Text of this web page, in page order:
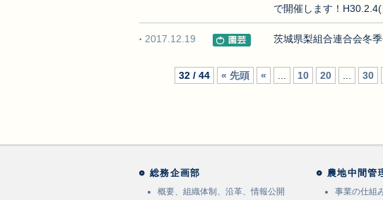
で開催します！H30.2.4(
2017.12.19 茨城県梨組合連合会冬
32 / 44 « 先頭 « ... 10 20 ... 30
総務企画部
概要、組織体制、沿革、情報公開
農地中間管
事業の仕組